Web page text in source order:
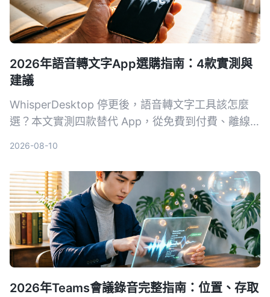
2026年語音轉文字App選購指南：4款實測與
建議
WhisperDesktop 停更後，語音轉文字工具該怎麼
選？本文實測四款替代 App，從免費到付費、離線
2026-08-10
2026年Teams會議錄音完整指南：位置、存取